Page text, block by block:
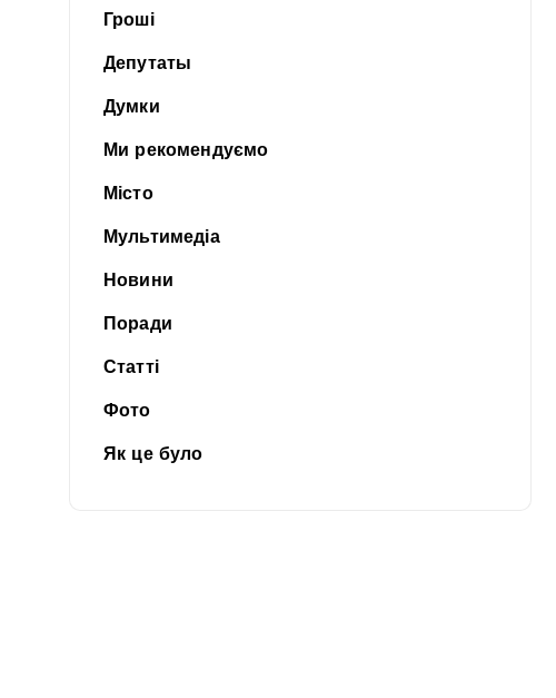
Гроші
Депутаты
Думки
Ми рекомендуємо
Місто
Мультимедіа
Новини
Поради
Статті
Фото
Як це було